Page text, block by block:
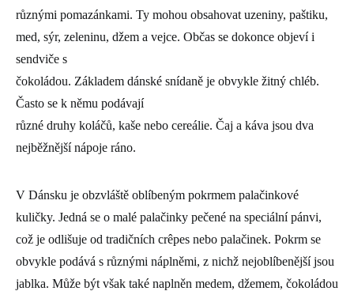
různými pomazánkami. Ty mohou obsahovat uzeniny, paštiku,
med, sýr, zeleninu, džem a vejce. Občas se dokonce objeví i
sendviče s
čokoládou. Základem dánské snídaně je obvykle žitný chléb.
Často se k němu podávají
různé druhy koláčů, kaše nebo cereálie. Čaj a káva jsou dva
nejběžnější nápoje ráno.
V Dánsku je obzvláště oblíbeným pokrmem palačinkové
kuličky. Jedná se o malé palačinky pečené na speciální pánvi,
což je odlišuje od tradičních crêpes nebo palačinek. Pokrm se
obvykle podává s různými náplněmi, z nichž nejoblíbenější jsou
jablka. Může být však také naplněn medem, džemem, čokoládou